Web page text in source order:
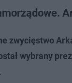
zwycięstwo
wybrany